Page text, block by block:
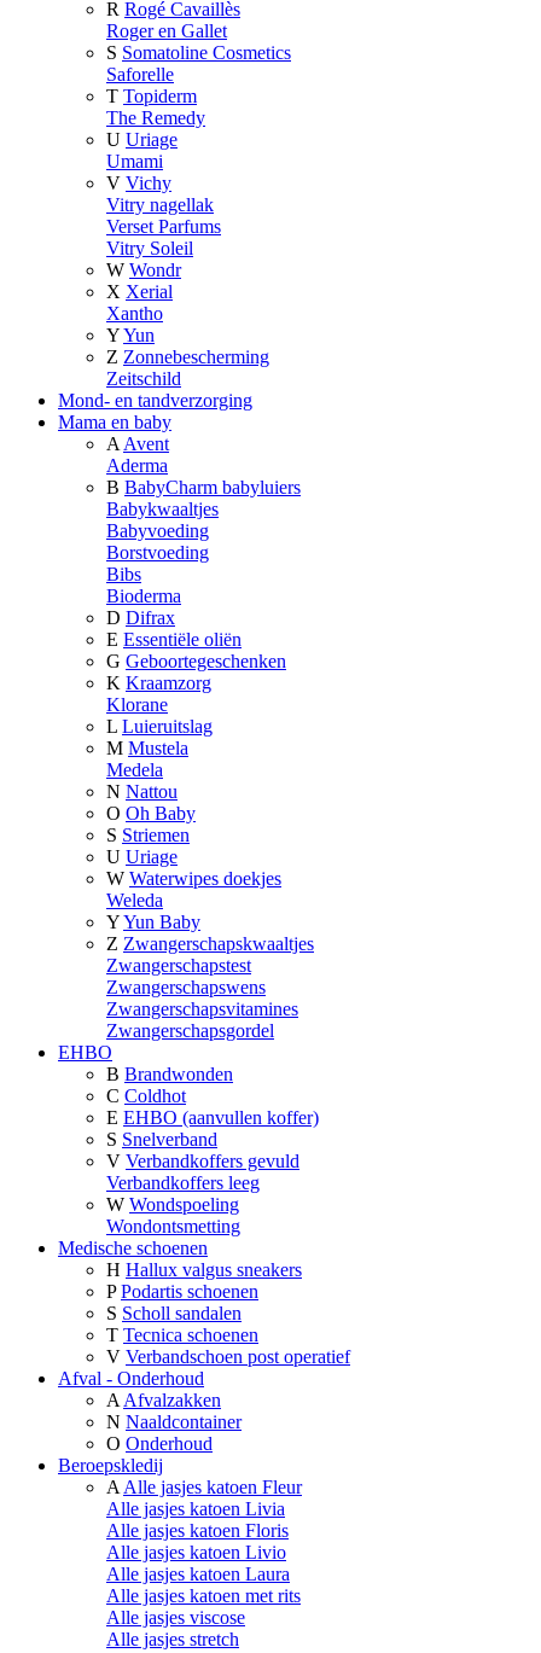
R Rogé Cavaillès
Roger en Gallet
S Somatoline Cosmetics
Saforelle
T Topiderm
The Remedy
U Uriage
Umami
V Vichy
Vitry nagellak
Verset Parfums
Vitry Soleil
W Wondr
X Xerial
Xantho
YYun
Z Zonnebescherming
Zeitschild
Mond- en tandverzorging
Mama en baby
A Avent
Aderma
B BabyCharm babyluiers
Babykwaaltjes
Babyvoeding
Borstvoeding
Bibs
Bioderma
D Difrax
E Essentiële oliën
G Geboortegeschenken
K Kraamzorg
Klorane
L Luieruitslag
M Mustela
Medela
N Nattou
O Oh Baby
S Striemen
U Uriage
W Waterwipes doekjes
Weleda
YYun Baby
Z Zwangerschapskwaaltjes
Zwangerschapstest
Zwangerschapswens
Zwangerschapsvitamines
Zwangerschapsgordel
EHBO
B Brandwonden
C Coldhot
E EHBO (aanvullen koffer)
S Snelverband
V Verbandkoffers gevuld
Verbandkoffers leeg
W Wondspoeling
Wondontsmetting
Medische schoenen
H Hallux valgus sneakers
P Podartis schoenen
S Scholl sandalen
T Tecnica schoenen
V Verbandschoen post operatief
Afval - Onderhoud
A Afvalzakken
N Naaldcontainer
O Onderhoud
Beroepskledij
A Alle jasjes katoen Fleur
Alle jasjes katoen Livia
Alle jasjes katoen Floris
Alle jasjes katoen Livio
Alle jasjes katoen Laura
Alle jasjes katoen met rits
Alle jasjes viscose
Alle jasjes stretch